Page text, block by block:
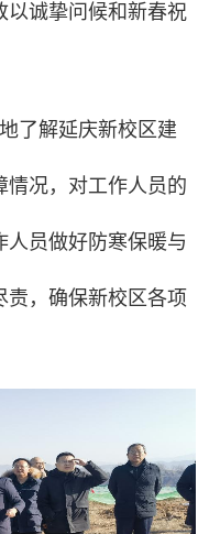
以诚挚问候和新春祝
了解延庆新校区建
情况，对工作人员的
人员做好防寒保暖与
责，确保新校区各项